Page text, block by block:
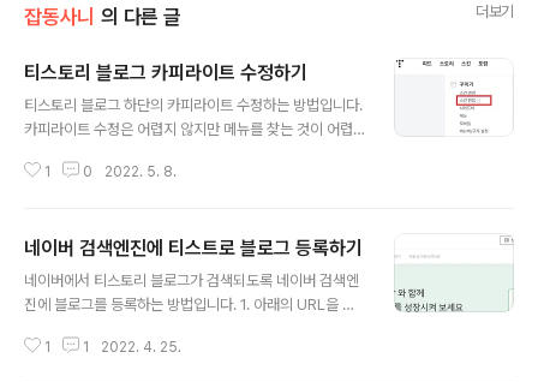
잡동사니 의 다른 글 더보기
티스토리 블로그 카피라이트 수정하기
티스토리 블로그 하단의 카피라이트 수정하는 방법입니다.
카피라이트 수정은 어렵지 않지만 메뉴를 찾는 것이 어렵
기 > 스킨 편집 메뉴를 클릭합니다. 2. 우측 스킨 편집의 항
1 0 2022. 5. 8.
네이버 검색엔진에 티스트로 블로그 등록하기
네이버에서 티스토리 블로그가 검색되도록 네이버 검색엔
진에 블로그를 등록하는 방법입니다. 1. 아래의 URL을 클
s://searchadvisor.naver.com/ 네이버 서치어드바이
1 1 2022. 4. 25.